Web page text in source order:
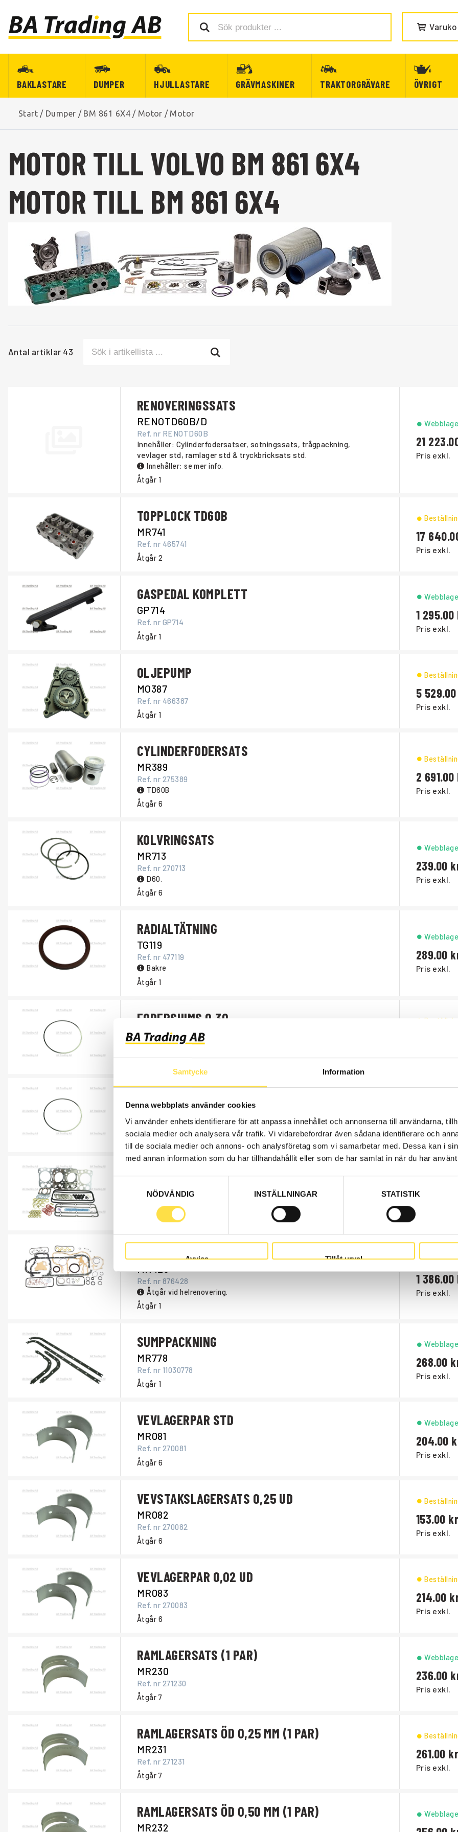
Samtycke Information
Denna webbplats använder cookies
Vi använder enhetsidentifierare för att anpassa innehållet och annonserna till användarna,
sociala medier och analysera vår trafik. Vi vidarebefordrar även sådana identifierare och
till de sociala medier och annons- och analysföretag som vi samarbetar med. Dessa kan i
med annan information som du har tillhandahållit eller som de har samlat in när du har
NÖDVÄNDIG
INSTÄLLNINGAR STATISTIK
Avvisa Tillåt urval
BAKLASTARE DUMPER HJULLASTARE GRÄVMASKINER TRAKTORGRÄVARE ÖVRIGT
Start / Dumper / BM 861 6X4 / Motor / Motor
MOTOR TILL VOLVO BM 861 6X4
MOTOR TILL BM 861 6X4
Antal artiklar 43
RENOVERINGSSATS
RENOTD60B/D
Ref. nr RENOTD60B
Innehåller: Cylinderfodersatser, sotningssats, trågpackning,
vevlager std, ramlager std & tryckbricksats std.
Innehåller: se mer info.
Åtgår 1
Pris exkl.
21
TOPPLOCK TD60B
MR741
Ref. nr 465741
Åtgår 2
Pris exkl.
17
GASPEDAL KOMPLETT
GP714
Ref. nr GP714
Åtgår 1
Pris exkl.
1 295.00
OLJEPUMP
MO387
Ref. nr 466387
Åtgår 1
Pris exkl.
5 529.00
CYLINDERFODERSATS
MR389
Ref. nr 275389
TD60B
Åtgår 6
Pris exkl.
2 691.00
KOLVRINGSATS
MR713
Ref. nr 270713
D60.
Åtgår 6
Pris exkl.
239.00
RADIALTÄTNING
TG119
Ref. nr 477119
Bakre
Åtgår 1
Pris exkl.
289.00
FODERSHIMS 0,30
MR395
Ref. nr465395
Åtgår1
MR5394
Ref. nr465394
Åtgår1
Pris exkl.
64.00
SOTNINGSSATS
SOT60
Åtgår1
1 625.00
PACKNINGSATS
MR428
Ref. nr 876428
Åtgår vid helrenovering.
Åtgår 1
Pris exkl.
1 386.00
SUMPPACKNING
MR778
Ref. nr 11030778
Åtgår 1
Pris exkl.
268.00
VEVLAGERPAR STD
MR081
Ref. nr 270081
Åtgår 6
Pris exkl.
204.00
VEVSTAKSLAGERSATS 0,25 UD
MR082
Ref. nr 270082
Åtgår 6
Pris exkl.
153.00
VEVLAGERPAR 0,02 UD
MR083
Ref. nr 270083
Åtgår 6
Pris exkl.
214.00
RAMLAGERSATS (1 PAR)
MR230
Ref. nr 271230
Åtgår 7
Pris exkl.
236.00
RAMLAGERSATS ÖD 0,25 MM (1 PAR)
MR231
Ref. nr 271231
Åtgår 7
Pris exkl.
261.00
RAMLAGERSATS ÖD 0,50 MM (1 PAR)
MR232